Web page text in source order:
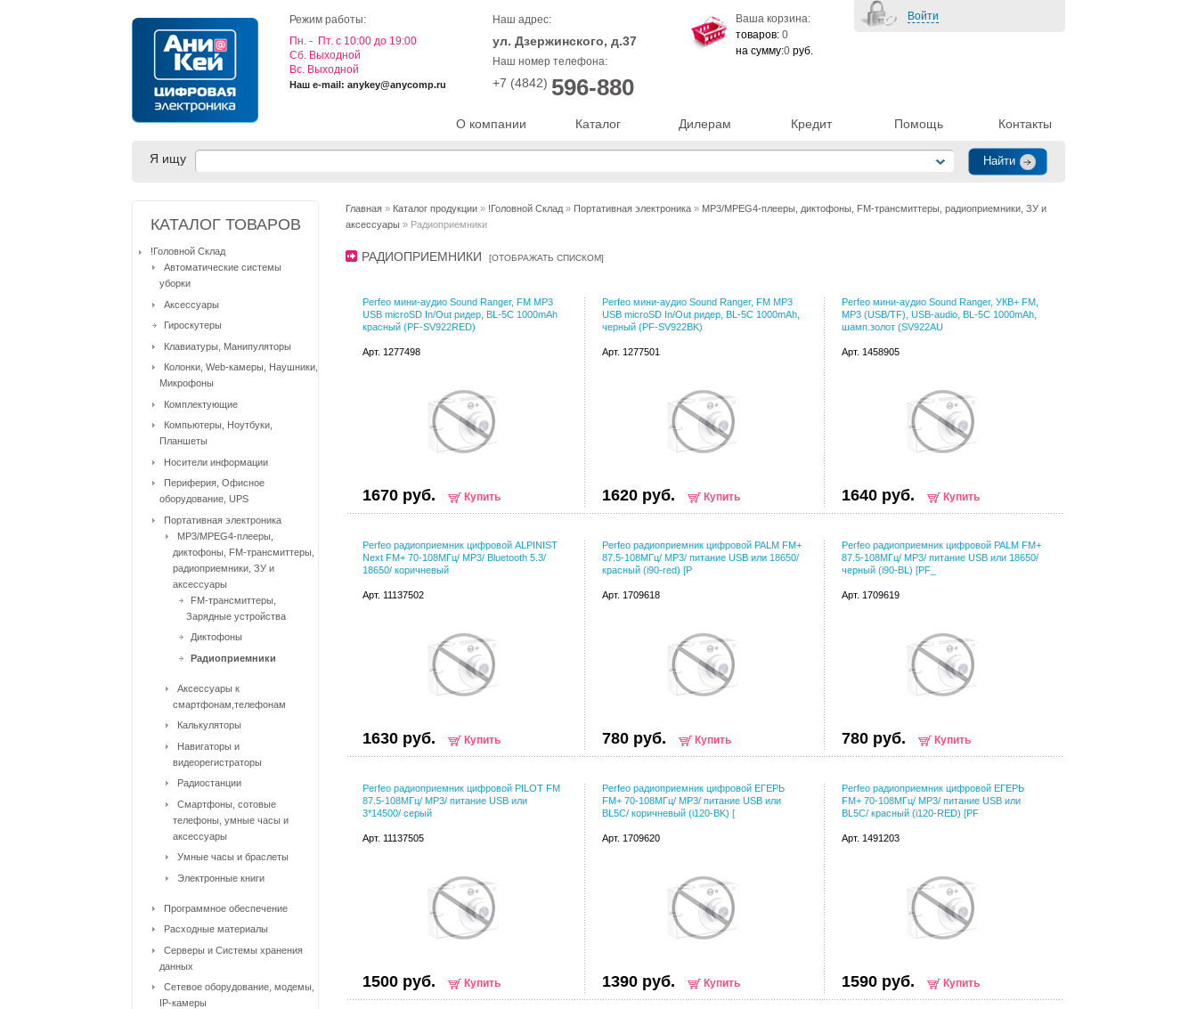
О компании Каталог Дилерам Кредит Помощь Контакты
Режим работы:
Пн. - Пт. с 10:00 до 19:00
Cб. Выходной
Вс. Выходной
Наш e-mail: anykey@anycomp.ru
Наш адрес:
ул. Дзержинского, д.37
Наш номер телефона:
+7 (4842) 596-880
Войти
Ваша корзина:
товаров: 0
на сумму:0 руб.
Я ищу
Главная » Каталог продукции » !Головной Склад » Портативная электроника » MP3/MPEG4-плееры, диктофоны, FM-трансмиттеры, радиоприемники, ЗУ и
аксессуары » Радиоприемники
РАДИОПРИЕМНИКИ [ОТОБРАЖАТЬ СПИСКОМ]
Perfeo мини-аудио Sound Ranger, FM MP3
USB microSD In/Out ридер, BL-5C 1000mAh
красный (PF-SV922RED)
Арт. 1277498
1670 руб. Купить
Perfeo мини-аудио Sound Ranger, FM MP3
USB microSD In/Out ридер, BL-5C 1000mAh,
черный (PF-SV922BK)
Арт. 1277501
1620 руб. Купить
Perfeo мини-аудио Sound Ranger, УКВ+ FM,
MP3 (USB/TF), USB-audio, BL-5C 1000mAh,
шамп.золот (SV922AU
Арт. 1458905
1640 руб. Купить
Perfeo радиоприемник цифровой ALPINIST
Next FM+ 70-108МГц/ MP3/ Bluetooth 5.3/
18650/ коричневый
Арт. 11137502
1630 руб. Купить
Perfeo радиоприемник цифровой PALM FM+
87.5-108МГц/ MP3/ питание USB или 18650/
красный (i90-red) [P
Арт. 1709618
780 руб. Купить
Perfeo радиоприемник цифровой PALM FM+
87.5-108МГц/ MP3/ питание USB или 18650/
черный (i90-BL) [PF_
Арт. 1709619
780 руб. Купить
Perfeo радиоприемник цифровой PILOT FM
87.5-108МГц/ MP3/ питание USB или
3*14500/ серый
Арт. 11137505
1500 руб. Купить
Perfeo радиоприемник цифровой ЕГЕРЬ
FM+ 70-108МГц/ MP3/ питание USB или
BL5C/ коричневый (i120-BK) [
Арт. 1709620
1390 руб. Купить
Perfeo радиоприемник цифровой ЕГЕРЬ
FM+ 70-108МГц/ MP3/ питание USB или
BL5C/ красный (i120-RED) [PF
Арт. 1491203
1590 руб. Купить
КАТАЛОГ ТОВАРОВ
!Головной Склад
Автоматические системы
уборки
Аксессуары
Гироскутеры
Клавиатуры, Манипуляторы
Колонки, Web-камеры, Наушники,
Микрофоны
Комплектующие
Компьютеры, Ноутбуки,
Планшеты
Носители информации
Периферия, Офисное
оборудование, UPS
Портативная электроника
MP3/MPEG4-плееры,
диктофоны, FM-трансмиттеры,
радиоприемники, ЗУ и
аксессуары
FM-трансмиттеры,
Зарядные устройства
Диктофоны
Радиоприемники
Аксессуары к
смартфонам,телефонам
Калькуляторы
Навигаторы и
видеорегистраторы
Радиостанции
Смартфоны, сотовые
телефоны, умные часы и
аксессуары
Умные часы и браслеты
Электронные книги
Программное обеспечение
Расходные материалы
Серверы и Системы хранения
данных
Сетевое оборудование, модемы,
IP-камеры